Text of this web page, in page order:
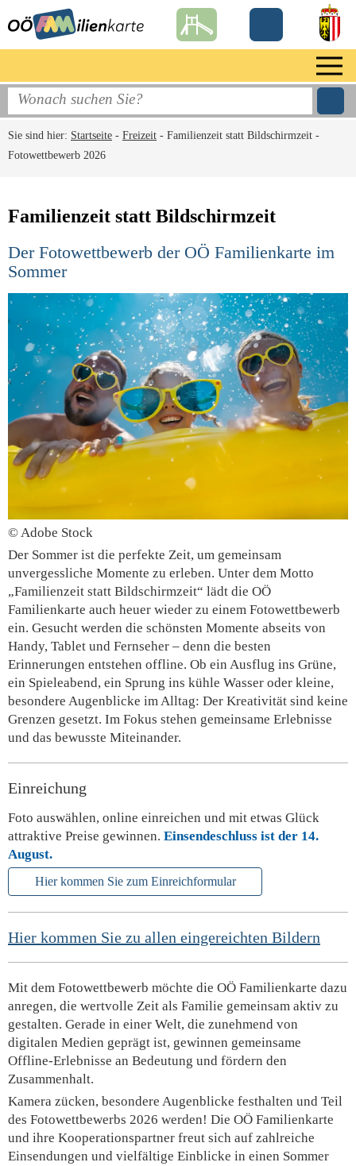
Sie sind hier: Startseite - Freizeit - Familienzeit statt Bildschirmzeit -
Fotowettbewerb 2026
Familienzeit statt Bildschirmzeit
Der Fotowettbewerb der OÖ Familienkarte im
Sommer
© Adobe Stock
Der Sommer ist die perfekte Zeit, um gemeinsam
unvergessliche Momente zu erleben. Unter dem Motto
„Familienzeit statt Bildschirmzeit“ lädt die OÖ
Familienkarte auch heuer wieder zu einem Fotowettbewerb
ein. Gesucht werden die schönsten Momente abseits von
Handy, Tablet und Fernseher – denn die besten
Erinnerungen entstehen offline. Ob ein Ausflug ins Grüne,
ein Spieleabend, ein Sprung ins kühle Wasser oder kleine,
besondere Augenblicke im Alltag: Der Kreativität sind keine
Grenzen gesetzt. Im Fokus stehen gemeinsame Erlebnisse
und das bewusste Miteinander.
Einreichung
Foto auswählen, online einreichen und mit etwas Glück
attraktive Preise gewinnen. Einsendeschluss ist der 14.
August.
Hier kommen Sie zum Einreichformular
Hier kommen Sie zu allen eingereichten Bildern
Mit dem Fotowettbewerb möchte die OÖ Familienkarte dazu
anregen, die wertvolle Zeit als Familie gemeinsam aktiv zu
gestalten. Gerade in einer Welt, die zunehmend von
digitalen Medien geprägt ist, gewinnen gemeinsame
Offline-Erlebnisse an Bedeutung und fördern den
Zusammenhalt.
Kamera zücken, besondere Augenblicke festhalten und Teil
des Fotowettbewerbs 2026 werden! Die OÖ Familienkarte
und ihre Kooperationspartner freut sich auf zahlreiche
Einsendungen und vielfältige Einblicke in einen Sommer